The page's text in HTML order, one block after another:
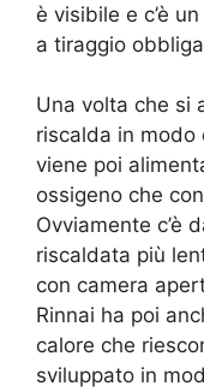
è visibile e c’è
a tiraggio
Una volta che si
riscalda in modo
viene poi
ossigeno che
Ovviamente c’è
riscaldata più
con camera
Rinnai ha poi
calore che
sviluppato in